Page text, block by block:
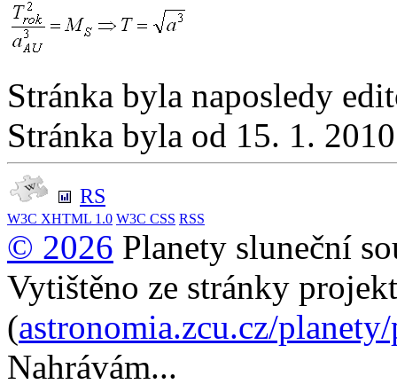
Stránka byla naposledy
Stránka byla od 15. 1.
RS
W3C XHTML 1.0 W3C CSS RSS
© 2026 Planety sluneční
Vytištěno ze stránky
(astronomia.zcu.cz/
Nahrávám...